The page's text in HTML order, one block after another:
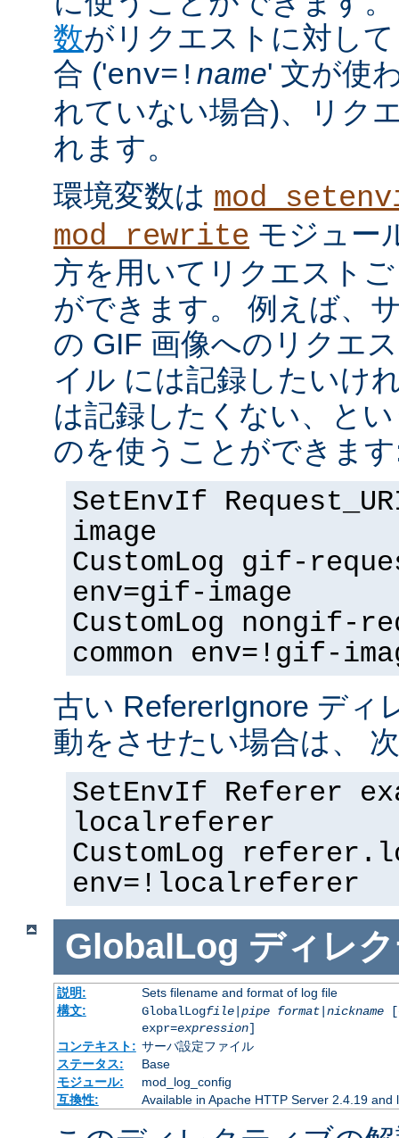
数がリクエストに対し
合 ('env=! name' 文が使
れていない場合)、リク
れます。
環境変数は
mod_rewrite モジュー
方を用いてリクエスト
ができます。 例えば、
の GIF 画像へのリクエ
イル には記録したいけ
は記録したくない、と
のを使うことができま
SetEnvIf
image
CustomLog gif-
env=gif-image
CustomLog nongif-
common env=!gif-
古い RefererIgnore ディ
動をさせたい場合は、
SetEnvIf Referer
localreferer
CustomLog
env=!localreferer
GlobalLog ディレ
説明:
Sets filename and format of log file
構文:
GlobalLogfile| pipe format| nickname
expr=expression]
コンテキスト: サーバ設定ファイル
ステータス:
Base
モジュール:
mod_log_config
互換性:
Available in Apache HTTP Server 2.4.19 and